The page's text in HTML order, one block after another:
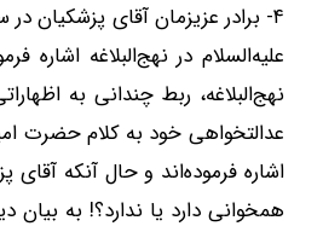
۴- برادر عزیزمان آقای
علیه‌السلام در نهج‌البلاغه
نهج‌البلاغه، ربط چندانی به
عدالتخواهی خود به کلام حضرت
اشاره فرموده‌اند و حال آنکه
همخوانی دارد یا ندارد؟! به